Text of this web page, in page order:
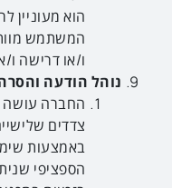
הוא
המשתמש
ו/או דרישה ו/
נוהל הודעה
החברה עושה
צדדים
באמצעות
הספציפי